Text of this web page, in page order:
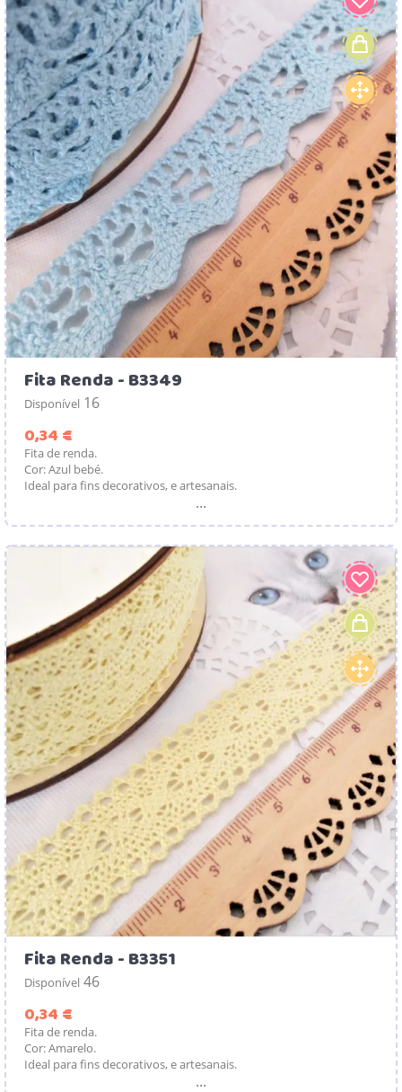
Fita Renda - B3349
Disponível 16
0,34 €
Fita de renda.
Cor: Azul bebé.
Ideal para fins decorativos, e artesanais.
...
Fita Renda - B3351
Disponível 46
0,34 €
Fita de renda.
Cor: Amarelo.
Ideal para fins decorativos, e artesanais.
...